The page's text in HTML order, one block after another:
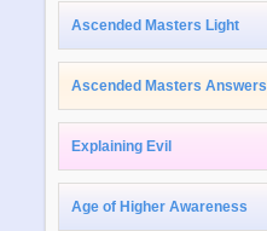
Ascended Masters Light
Ascended Masters Answers
Explaining Evil
Age of Higher Awareness